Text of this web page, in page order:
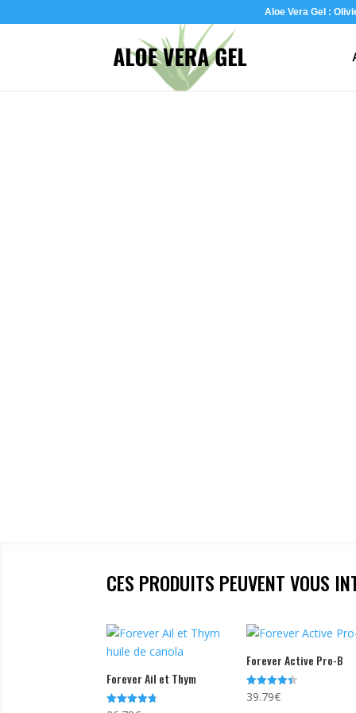
Aloe Vera Gel :
CES PRODUITS PEUVENT VOUS
Forever Ail et Thym
Forever Active Pro-B
Note
4.44
39.79€